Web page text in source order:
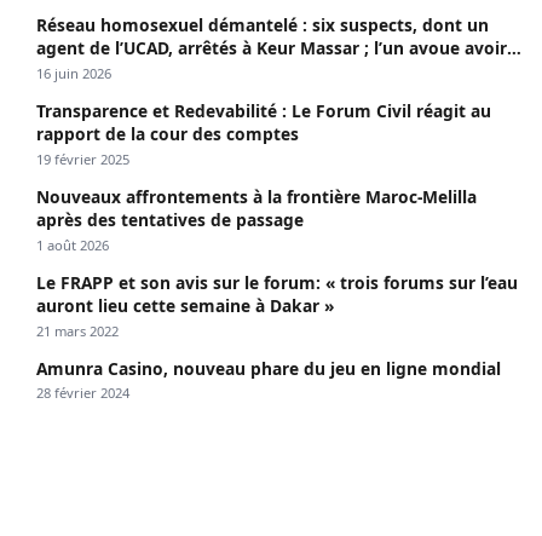
Réseau homosexuel démantelé : six suspects, dont un
agent de l’UCAD, arrêtés à Keur Massar ; l’un avoue avoir
propagé le VIH depuis 2018
16 juin 2026
Transparence et Redevabilité : Le Forum Civil réagit au
rapport de la cour des comptes
19 février 2025
Nouveaux affrontements à la frontière Maroc-Melilla
après des tentatives de passage
1 août 2026
Le FRAPP et son avis sur le forum: « trois forums sur l’eau
auront lieu cette semaine à Dakar »
21 mars 2022
Amunra Casino, nouveau phare du jeu en ligne mondial
28 février 2024